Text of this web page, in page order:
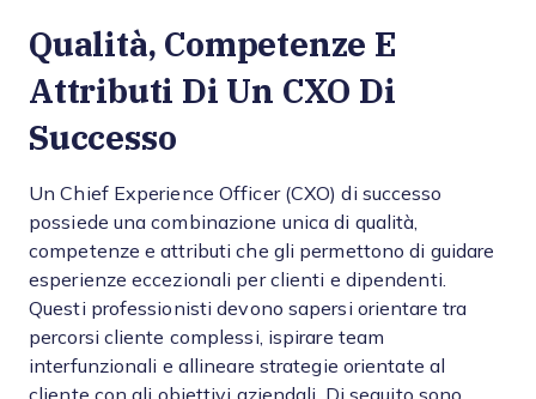
Qualità, Competenze E
Attributi Di Un CXO Di
Successo
Un Chief Experience Officer (CXO) di successo
possiede una combinazione unica di qualità,
competenze e attributi che gli permettono di guidare
esperienze eccezionali per clienti e dipendenti.
Questi professionisti devono sapersi orientare tra
percorsi cliente complessi, ispirare team
interfunzionali e allineare strategie orientate al
cliente con gli obiettivi aziendali. Di seguito sono